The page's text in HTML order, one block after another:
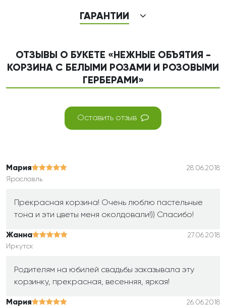
ГАРАНТИИ
ОТЗЫВЫ О БУКЕТЕ «НЕЖНЫЕ ОБЪЯТИЯ -
КОРЗИНА С БЕЛЫМИ РОЗАМИ И РОЗОВЫМИ
ГЕРБЕРАМИ»
Оставить отзыв
Мария
28.06.2018
Ярославль
Прекрасная корзина! Очень люблю пастельные
тона и эти цветы меня околдовали!)) Спасибо!
Жанна
27.06.2018
Иркутск
Родителям на юбилей свадьбы заказывала эту
корзинку, прекрасная, весенняя, яркая!
Мария
26.06.2018